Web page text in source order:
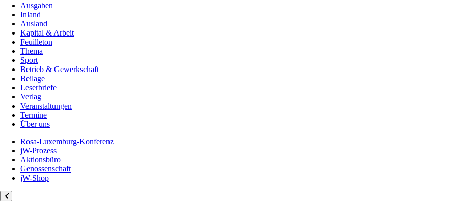
Ausgaben
Inland
Ausland
Kapital & Arbeit
Feuilleton
Thema
Sport
Betrieb & Gewerkschaft
Beilage
Leserbriefe
Verlag
Veranstaltungen
Termine
Über uns
Rosa-Luxemburg-Konferenz
jW-Prozess
Aktionsbüro
Genossenschaft
jW-Shop